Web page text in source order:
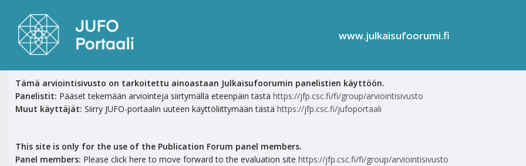
www.julkaisufoorumi.fi
Tämä arviointisivusto on tarkoitettu ainoastaan Julkaisufoorumin panelistien käyttöön.
Panelistit: Pääset tekemään arviointeja siirtymällä eteenpäin tästä https://jfp.csc.fi/fi/group/arviointisivusto
Muut käyttäjät: Siirry JUFO-portaalin uuteen käyttöliittymään tästä https://jfp.csc.fi/jufoportaali
This site is only for the use of the Publication Forum panel members.
Panel members: Please click here to move forward to the evaluation site https://jfp.csc.fi/fi/group/arviointisivusto